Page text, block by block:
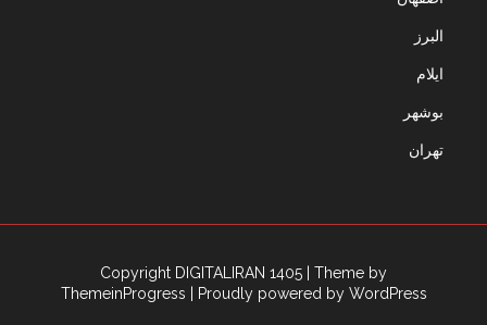
البرز
ایلام
بوشهر
تهران
Copyright DIGITALIRAN 1405
| Theme by
ThemeinProgress
| Proudly powered by WordPress